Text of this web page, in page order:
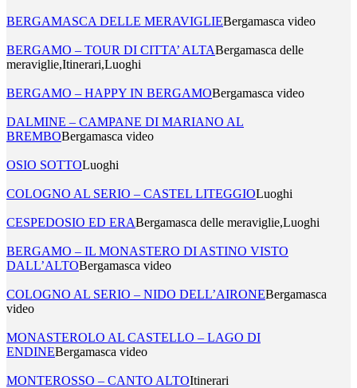
BERGAMASCA DELLE MERAVIGLIEBergamasca video
BERGAMO – TOUR DI CITTA’ ALTABergamasca delle
meraviglie,Itinerari,Luoghi
BERGAMO – HAPPY IN BERGAMOBergamasca video
DALMINE – CAMPANE DI MARIANO AL
BREMBOBergamasca video
OSIO SOTTOLuoghi
COLOGNO AL SERIO – CASTEL LITEGGIOLuoghi
CESPEDOSIO ED ERABergamasca delle meraviglie,Luoghi
BERGAMO – IL MONASTERO DI ASTINO VISTO
DALL’ALTOBergamasca video
COLOGNO AL SERIO – NIDO DELL’AIRONEBergamasca
video
MONASTEROLO AL CASTELLO – LAGO DI
ENDINEBergamasca video
MONTEROSSO – CANTO ALTOItinerari